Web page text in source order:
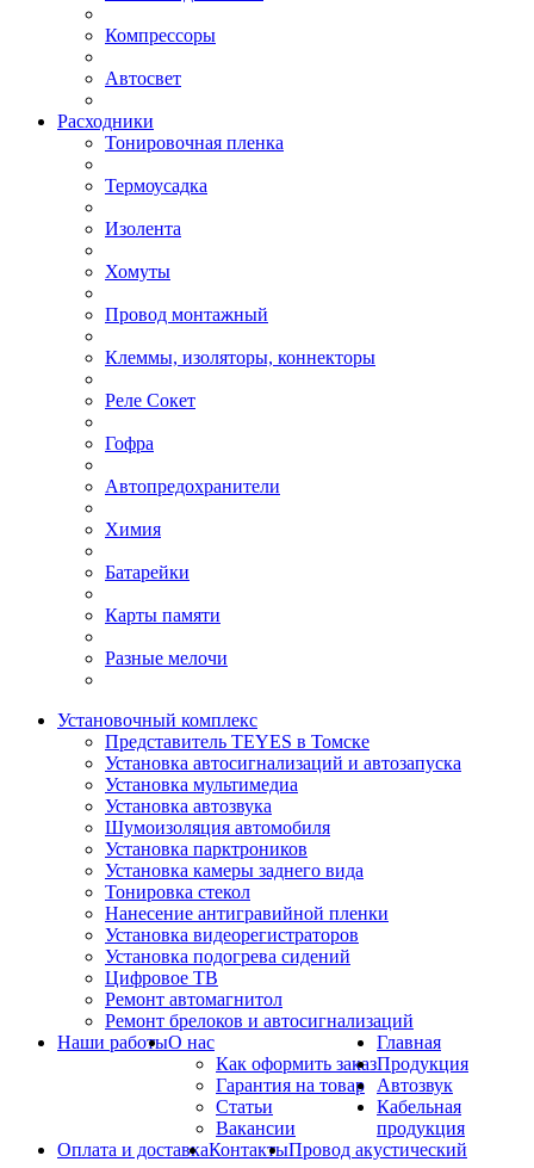
Компрессоры
Автосвет
Расходники
Тонировочная пленка
Термоусадка
Изолента
Хомуты
Провод монтажный
Клеммы, изоляторы, коннекторы
Реле Сокет
Гофра
Автопредохранители
Химия
Батарейки
Карты памяти
Разные мелочи
Установочный комплекс
Представитель TEYES в Томске
Установка автосигнализаций и автозапуска
Установка мультимедиа
Установка автозвука
Шумоизоляция автомобиля
Установка парктроников
Установка камеры заднего вида
Тонировка стекол
Нанесение антигравийной пленки
Установка видеорегистраторов
Установка подогрева сидений
Цифровое ТВ
Ремонт автомагнитол
Ремонт брелоков и автосигнализаций
Наши работыО нас
Как оформить заказ
Гарантия на товар
Статьи
Вакансии
Оплата и доставкаКонтакты
Главная
Продукция
Автозвук
Кабельная
продукция
Провод акустический